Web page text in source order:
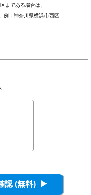
まである場合は、
例：神奈川県横浜市西区